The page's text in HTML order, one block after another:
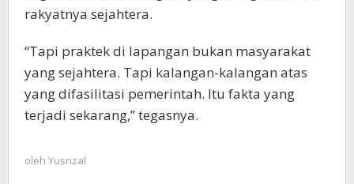
rakyatnya sejahtera.
“Tapi praktek di lapangan bukan masyarakat
yang sejahtera. Tapi kalangan-kalangan atas
yang difasilitasi pemerintah. Itu fakta yang
terjadi sekarang,” tegasnya.
oleh Yusrizal